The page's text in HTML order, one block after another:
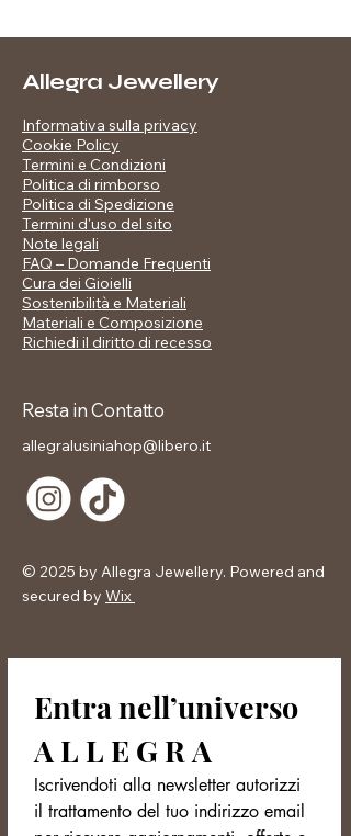
lucido a specchio
asimmetrico
Packaging Esclusivo L’anello è
custodito in una scatola Allegra
Jewellery elegante e minimal,
pronta per essere regalata.
Allegra Jewellery
Informativa sulla privacy
Cookie Policy
Termini e Condizioni
Politica di rimborso
Politica di Spedizione
Termini d'uso del sito
Note legali
FAQ – Domande Frequenti
Cura dei Gioielli
Sostenibilità e Materiali
Materiali e Composizione
Richiedi il diritto di recesso
Resta in Contatto
allegralusiniahop@libero.it
© 2025 by Allegra Jewellery. Powered and
secured by Wix
Entra nell’universo
A L L E G R A
Iscrivendoti alla newsletter autorizzi
il trattamento del tuo indirizzo email